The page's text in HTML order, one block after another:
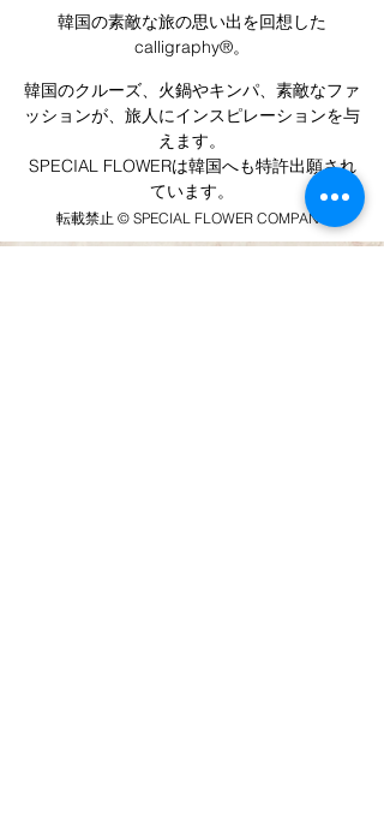
韓国の素敵な旅の思い出を回想した
calligraphy®︎。
韓国のクルーズ、火鍋やキンパ、素敵なファ
ッションが、旅人にインスピレーションを与
えます。
SPECIAL FLOWERは韓国へも特許出願され
ています。
転載禁止 ©︎ SPECIAL FLOWER COMPANY